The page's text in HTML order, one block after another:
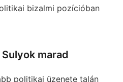
bizalmi pozícióban
marad
politikai üzenete talán